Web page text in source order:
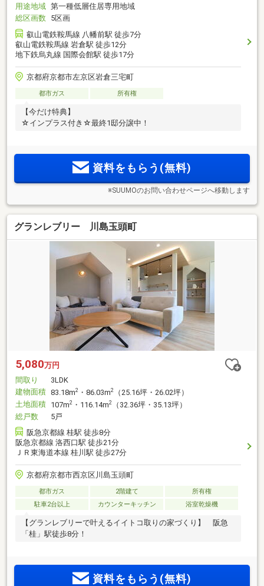
用途地域 第一種低層住居専用地域
総区画数 5区画
叡山電鉄鞍馬線 八幡前駅 徒歩7分
叡山電鉄鞍馬線 岩倉駅 徒歩12分
地下鉄烏丸線 国際会館駅 徒歩17分
京都府京都市左京区岩倉三宅町
都市ガス 所有権
【今だけ特典】
☆インプラス付き☆最終1邸分譲中！
資料をもらう(無料)
※SUUMOのお問い合わせページへ移動します
グランレブリー 川島玉頭町
5,080万円
間取り
3LDK
建物面積 83.18m2 ・86.03m2
（25.16坪・26.02坪）
土地面積 107m2 ・116.14m2
（32.36坪・35.13坪）
総戸数
5戸
阪急京都線 桂駅 徒歩8分
阪急京都線 洛西口駅 徒歩21分
ＪＲ東海道本線 桂川駅 徒歩27分
京都府京都市西京区川島玉頭町
都市ガス 2階建て
所有権
駐車2台以上
カウンターキッチン 浴室乾燥機
【グランレブリーで叶えるイイトコ取りの家づくり】 阪急
「桂」駅徒歩8分！
資料をもらう(無料)